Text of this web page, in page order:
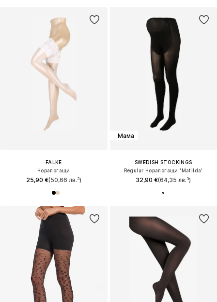
FALKE
Чорапогащи
25,90 €(50,66 лв.³)
Мама
SWEDISH STOCKINGS
Regular Чорапогащи 'Matilda'
32,90 €(64,35 лв.³)